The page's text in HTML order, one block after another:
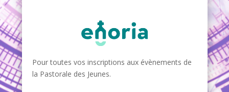
Pour toutes vos inscriptions aux évènements de
la Pastorale des Jeunes.